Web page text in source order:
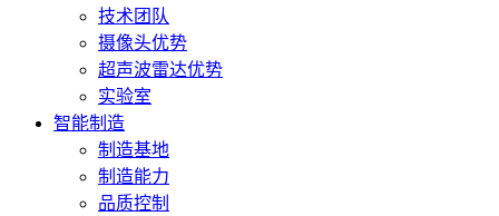
技术团队
摄像头优势
超声波雷达优势
实验室
智能制造
制造基地
制造能力
品质控制